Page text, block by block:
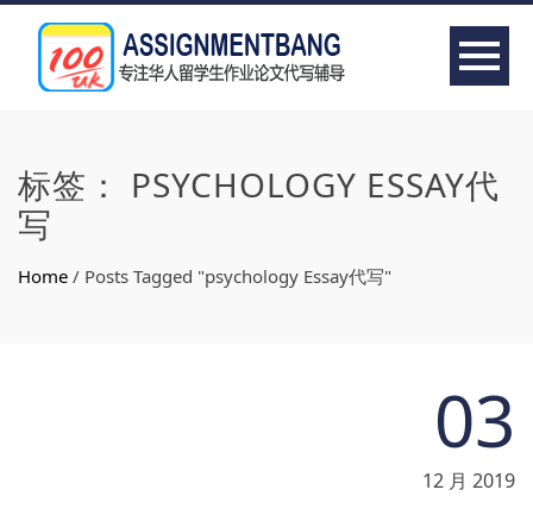
标签： PSYCHOLOGY ESSAY代
写
Home / Posts Tagged "psychology Essay代写"
03
12 月 2019